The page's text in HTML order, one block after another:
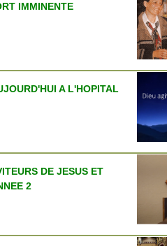
IMMINENTE
A L'HOPITAL
DE JESUS ET
2